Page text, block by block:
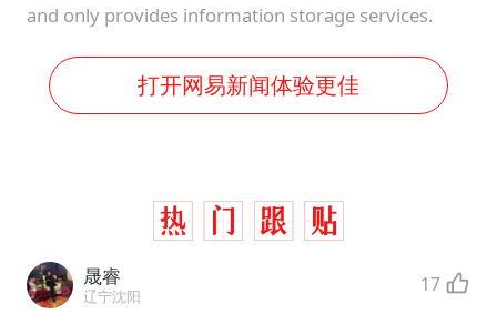
and only provides information storage services.
打开网易新闻体验更佳
晟睿
辽宁沈阳 17